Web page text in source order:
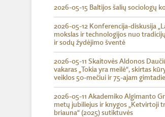
2026-05-15 Baltijos šalių sociologų
2026-05-12 Konferencija-diskusija
mokslas ir technologijos nuo
ir sodų žydėjimo šventė
2026-05-11 Skaitovės Aldonos
vakaras „Tokia yra meilė“, skirtas
veiklos 50-mečiui ir 75-ajam
2026-05-11 Akademiko Algimanto
metų jubiliejus ir knygos „Ketvirtoji
briauna“ (2025) sutiktuvės